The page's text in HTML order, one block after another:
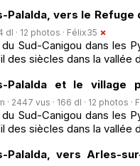
Palalda, vers le Refuge
dl · 12 photos · Félix35
Sud-Canigou dans les
des siècles dans la vallée
Palalda et le village
· 2447 vus · 166 dl · 12 photos ·
Sud-Canigou dans les
des siècles dans la vallée
Palalda, vers Arles-